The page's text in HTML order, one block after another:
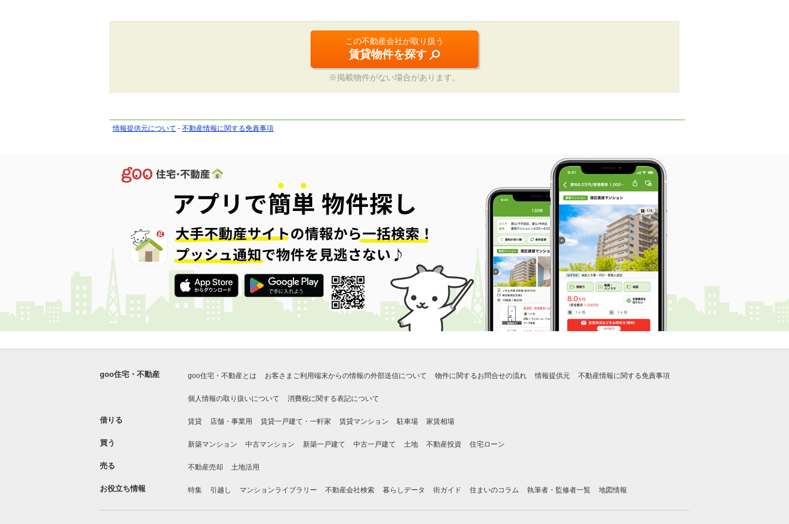
この不動産会社が取り扱う
賃貸物件を探す
※掲載物件がない場合があります。
情報提供元について - 不動産情報に関する免責事項
goo住宅・不動産 goo住宅・不動産とは お客さまご利用端末からの情報の外部送信について 物件に関するお問合せの流れ 情報提供元 不動産情報に関する免責事項
個人情報の取り扱いについて 消費税に関する表記について
借りる 賃貸 店舗・事業用 賃貸一戸建て・一軒家 賃貸マンション 駐車場 家賃相場
買う 新築マンション 中古マンション 新築一戸建て 中古一戸建て 土地 不動産投資 住宅ローン
売る 不動産売却 土地活用
お役立ち情報 特集 引越し マンションライブラリー 不動産会社検索 暮らしデータ 街ガイド 住まいのコラム 執筆者・監修者一覧 地図情報